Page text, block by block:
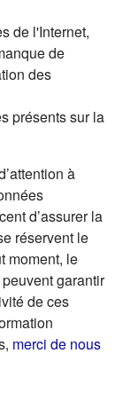
de l'Internet,
de
des
présents sur la
à
d’assurer la
réservent le
moment, le
garantir
de ces
merci de nous